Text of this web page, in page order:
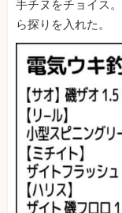
手チヌをチョイス
ら探りを入れた。